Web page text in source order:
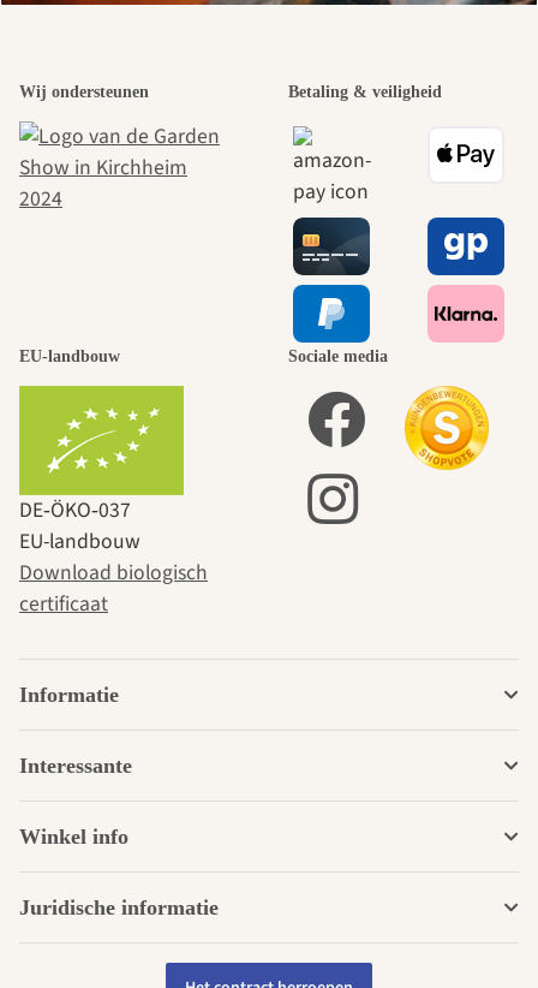
Wij ondersteunen Betaling & veiligheid
EU-landbouw
DE‑ÖKO‑037
EU-landbouw
Download biologisch
certificaat
Sociale media
Informatie
Interessante
Winkel info
Juridische informatie